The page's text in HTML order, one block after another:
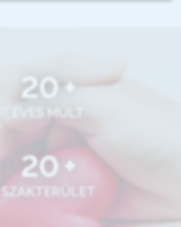
20+
ÉVES MÚLT
20+
SZAKTERÜLET